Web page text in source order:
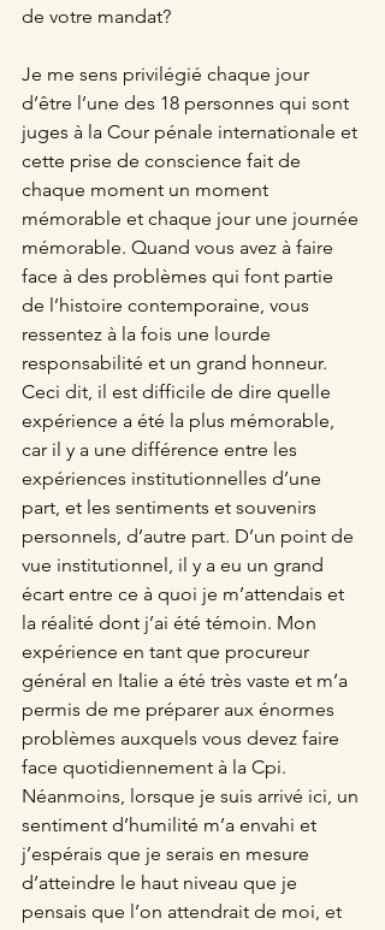
de votre mandat?
Je me sens privilégié chaque jour
d’être l’une des 18 personnes qui sont
juges à la Cour pénale internationale et
cette prise de conscience fait de
chaque moment un moment
mémorable et chaque jour une journée
mémorable. Quand vous avez à faire
face à des problèmes qui font partie
de l’histoire contemporaine, vous
ressentez à la fois une lourde
responsabilité et un grand honneur.
Ceci dit, il est difficile de dire quelle
expérience a été la plus mémorable,
car il y a une différence entre les
expériences institutionnelles d’une
part, et les sentiments et souvenirs
personnels, d’autre part. D’un point de
vue institutionnel, il y a eu un grand
écart entre ce à quoi je m’attendais et
la réalité dont j’ai été témoin. Mon
expérience en tant que procureur
général en Italie a été très vaste et m’a
permis de me préparer aux énormes
problèmes auxquels vous devez faire
face quotidiennement à la Cpi.
Néanmoins, lorsque je suis arrivé ici, un
sentiment d’humilité m’a envahi et
j’espérais que je serais en mesure
d’atteindre le haut niveau que je
pensais que l’on attendrait de moi, et